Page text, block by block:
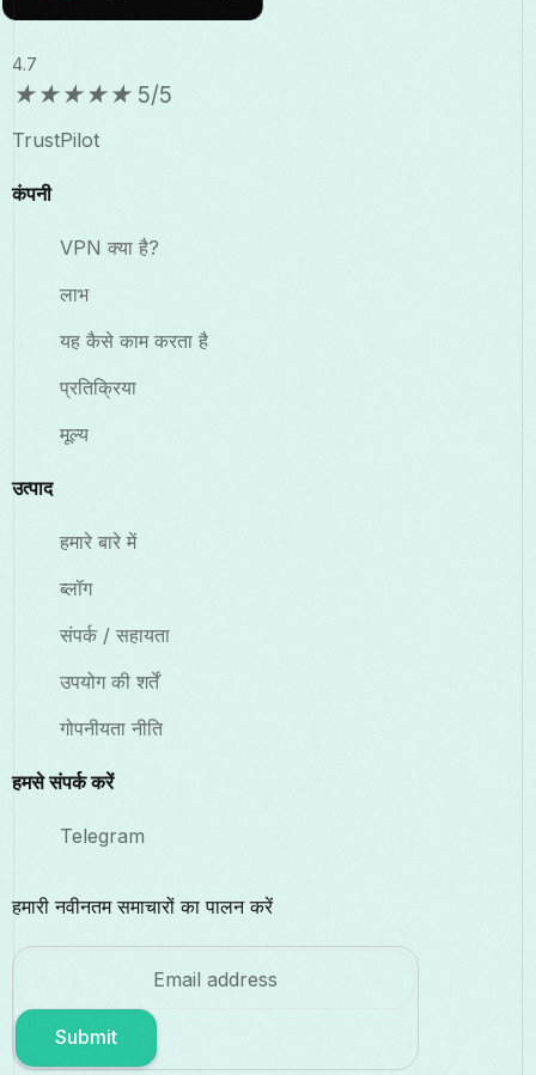
4.7
★★★★★ 5/5
TrustPilot
कंपनी
VPN क्या है?
लाभ
यह कैसे काम करता है
प्रतिक्रिया
मूल्य
उत्पाद
हमारे बारे में
ब्लॉग
संपर्क / सहायता
उपयोग की शर्तें
गोपनीयता नीति
हमसे संपर्क करें
Telegram
हमारी नवीनतम समाचारों का पालन करें
Submit